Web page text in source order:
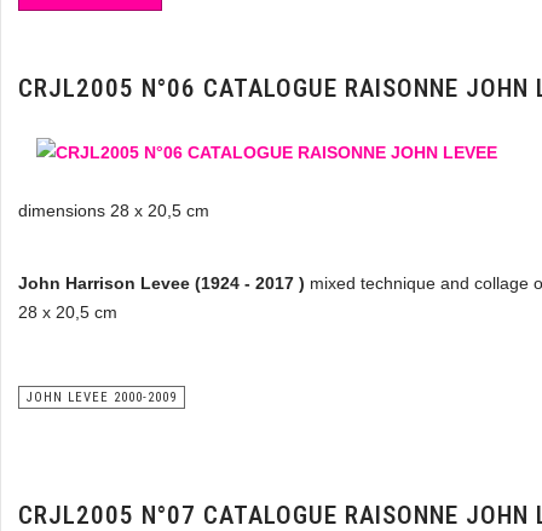
CRJL2005 N°06 CATALOGUE RAISONNE JOHN
dimensions 28 x 20,5 cm
John Harrison Levee (1924 - 2017 ) mixed technique and collage
28 x 20,5 cm
JOHN LEVEE 2000-2009
CRJL2005 N°07 CATALOGUE RAISONNE JOHN